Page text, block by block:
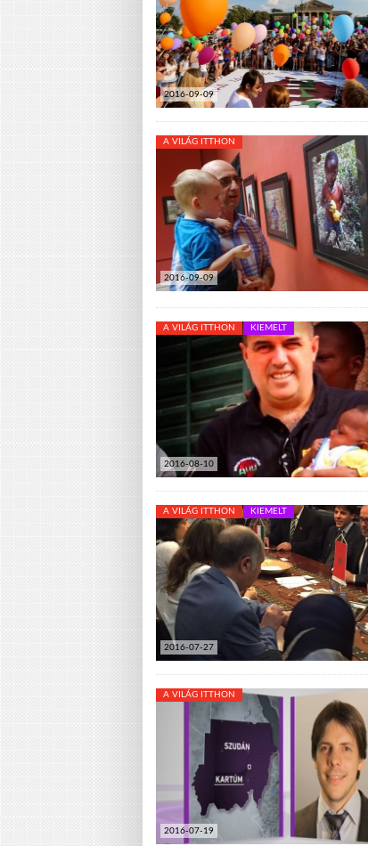
2016-09-09
2016-09-09
A VILÁG ITTHON
2016-08-10
A VILÁG ITTHON KIEMELT
2016-07-27
A VILÁG ITTHON KIEMELT
2016-07-19
A VILÁG ITTHON